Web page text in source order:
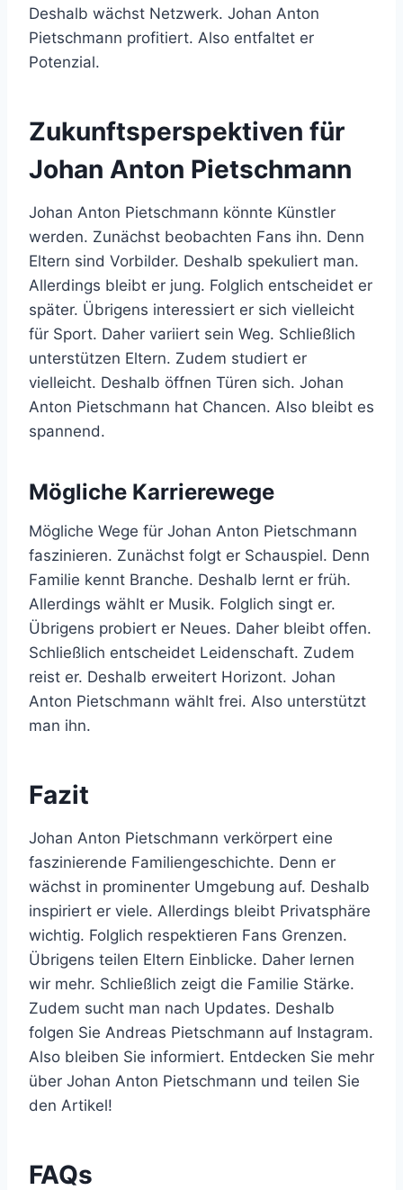
Deshalb wächst Netzwerk. Johan Anton
Pietschmann profitiert. Also entfaltet er
Potenzial.
Zukunftsperspektiven für
Johan Anton Pietschmann
Johan Anton Pietschmann könnte Künstler
werden. Zunächst beobachten Fans ihn. Denn
Eltern sind Vorbilder. Deshalb spekuliert man.
Allerdings bleibt er jung. Folglich entscheidet er
später. Übrigens interessiert er sich vielleicht
für Sport. Daher variiert sein Weg. Schließlich
unterstützen Eltern. Zudem studiert er
vielleicht. Deshalb öffnen Türen sich. Johan
Anton Pietschmann hat Chancen. Also bleibt es
spannend.
Mögliche Karrierewege
Mögliche Wege für Johan Anton Pietschmann
faszinieren. Zunächst folgt er Schauspiel. Denn
Familie kennt Branche. Deshalb lernt er früh.
Allerdings wählt er Musik. Folglich singt er.
Übrigens probiert er Neues. Daher bleibt offen.
Schließlich entscheidet Leidenschaft. Zudem
reist er. Deshalb erweitert Horizont. Johan
Anton Pietschmann wählt frei. Also unterstützt
man ihn.
Fazit
Johan Anton Pietschmann verkörpert eine
faszinierende Familiengeschichte. Denn er
wächst in prominenter Umgebung auf. Deshalb
inspiriert er viele. Allerdings bleibt Privatsphäre
wichtig. Folglich respektieren Fans Grenzen.
Übrigens teilen Eltern Einblicke. Daher lernen
wir mehr. Schließlich zeigt die Familie Stärke.
Zudem sucht man nach Updates. Deshalb
folgen Sie Andreas Pietschmann auf Instagram.
Also bleiben Sie informiert. Entdecken Sie mehr
über Johan Anton Pietschmann und teilen Sie
den Artikel!
FAQs